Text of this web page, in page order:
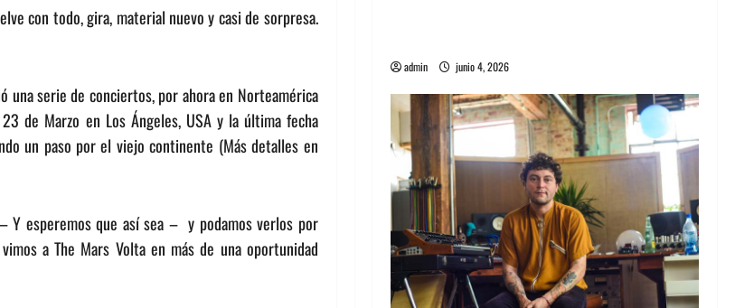
con todo, gira, material nuevo y casi de sorpresa.
una serie de conciertos, por ahora en Norteamérica
de Marzo en Los Ángeles, USA y la última fecha
un paso por el viejo continente (Más detalles en
Y esperemos que así sea – y podamos verlos por
a The Mars Volta en más de una oportunidad
admin junio 4, 2026